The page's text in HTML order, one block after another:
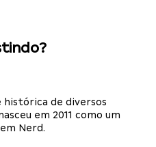
histórica de diversos
em 2011 como um
Nerd.